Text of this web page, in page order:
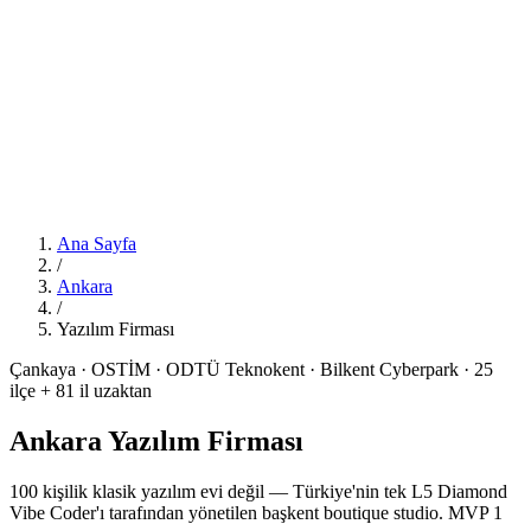
Ana Sayfa
/
Ankara
/
Yazılım Firması
Çankaya · OSTİM · ODTÜ Teknokent · Bilkent Cyberpark · 25
ilçe + 81 il uzaktan
Ankara Yazılım Firması
100 kişilik klasik yazılım evi değil — Türkiye'nin tek L5 Diamond
Vibe Coder'ı tarafından yönetilen başkent boutique studio. MVP 1